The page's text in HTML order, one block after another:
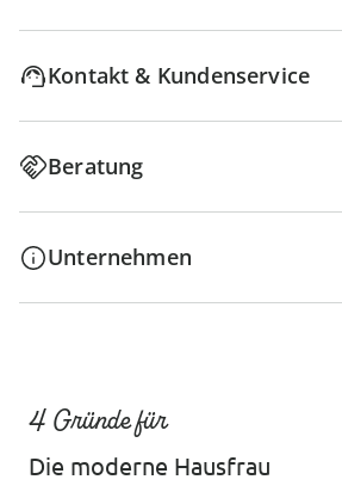
Kontakt & Kundenservice
Beratung
Unternehmen
4 Gründe für
Die moderne Hausfrau